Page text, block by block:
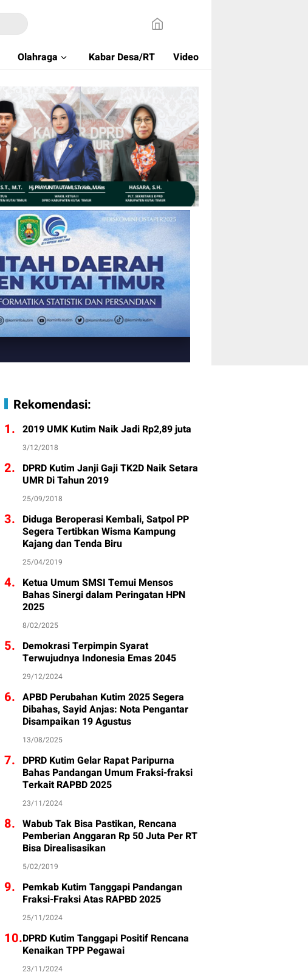
Olahraga Kabar Desa/RT Video
Rekomendasi:
1. 2019 UMK Kutim Naik Jadi Rp2,89 juta
3/12/2018
2. DPRD Kutim Janji Gaji TK2D Naik Setara
UMR Di Tahun 2019
25/09/2018
3. Diduga Beroperasi Kembali, Satpol PP
Segera Tertibkan Wisma Kampung
Kajang dan Tenda Biru
25/04/2019
4. Ketua Umum SMSI Temui Mensos
Bahas Sinergi dalam Peringatan HPN
2025
8/02/2025
5. Demokrasi Terpimpin Syarat
Terwujudnya Indonesia Emas 2045
29/12/2024
6. APBD Perubahan Kutim 2025 Segera
Dibahas, Sayid Anjas: Nota Pengantar
Disampaikan 19 Agustus
13/08/2025
7. DPRD Kutim Gelar Rapat Paripurna
Bahas Pandangan Umum Fraksi-fraksi
Terkait RAPBD 2025
23/11/2024
8. Wabub Tak Bisa Pastikan, Rencana
Pemberian Anggaran Rp 50 Juta Per RT
Bisa Direalisasikan
5/02/2019
9. Pemkab Kutim Tanggapi Pandangan
Fraksi-Fraksi Atas RAPBD 2025
25/11/2024
10.DPRD Kutim Tanggapi Positif Rencana
Kenaikan TPP Pegawai
23/11/2024